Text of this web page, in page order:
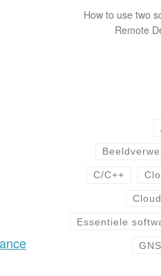
How to use two
Remote
C/C++
Essentiele